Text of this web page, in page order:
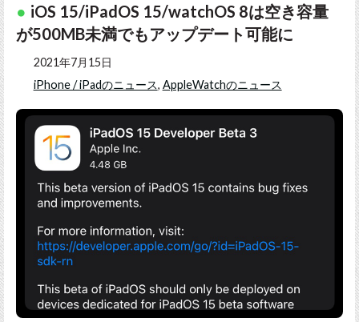
iOS 15/iPadOS 15/watchOS 8は空き容量
が500MB未満でもアップデート可能に
2021年7月15日
iPhone / iPadのニュース, AppleWatchのニュース